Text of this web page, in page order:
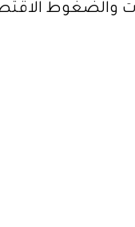
والضغوط